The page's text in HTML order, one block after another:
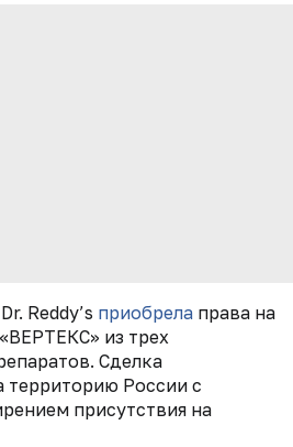
Reddy’s приобрела права на
из трех
Сделка
территорию России с
присутствия на